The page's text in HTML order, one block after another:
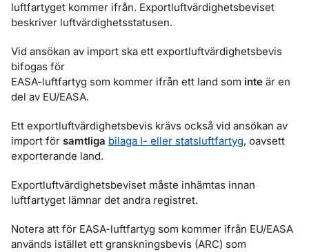
luftfartyget kommer ifrån. Exportluftvärdighetsbeviset
beskriver luftvärdighetsstatusen.
Vid ansökan av import ska ett exportluftvärdighetsbevis
bifogas för
EASA-luftfartyg som kommer ifrån ett land som inte är en
del av EU/EASA.
Ett exportluftvärdighetsbevis krävs också vid ansökan av
import för samtliga bilaga I- eller statsluftfartyg, oavsett
exporterande land.
Exportluftvärdighetsbeviset måste inhämtas innan
luftfartyget lämnar det andra registret.
Notera att för EASA-luftfartyg som kommer ifrån EU/EASA
används istället ett granskningsbevis (ARC) som